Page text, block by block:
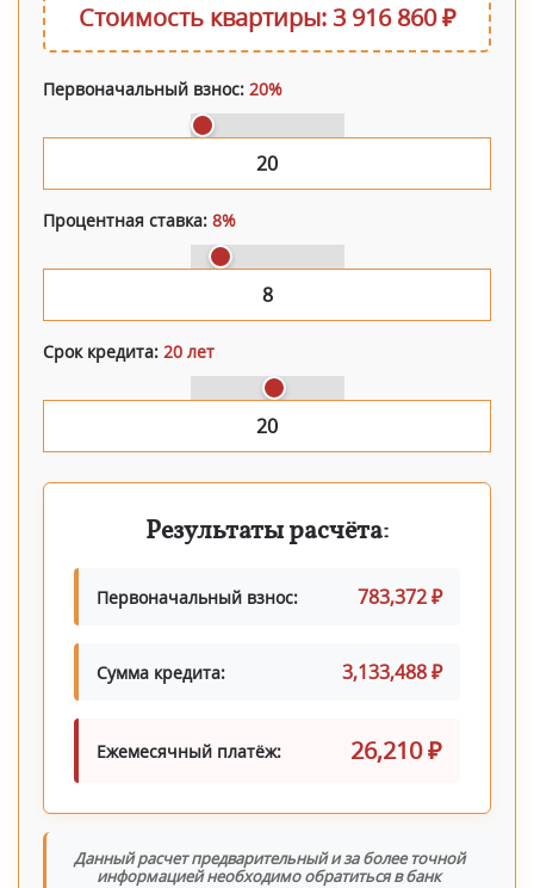
Стоимость квартиры: 3 916 860 ₽
Первоначальный взнос: 20%
Процентная ставка: 8%
Срок кредита: 20 лет
Результаты расчёта:
Первоначальный взнос: 783,372 ₽
Сумма кредита: 3,133,488 ₽
Ежемесячный платёж: 26,210 ₽
Данный расчет предварительный и за более точной
информацией необходимо обратиться в банк